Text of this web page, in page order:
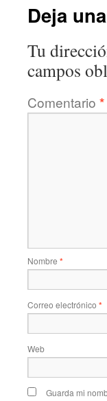
Deja
Tu
campos
Comentario *
Nombre *
Correo electrónico *
Web
Guarda mi